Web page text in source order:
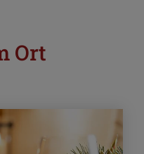
Ort